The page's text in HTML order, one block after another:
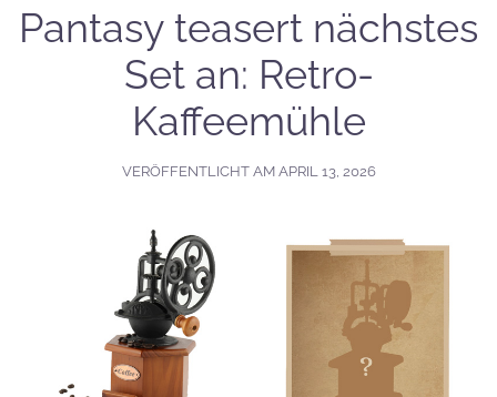
Pantasy teasert nächstes
Set an: Retro-
Kaffeemühle
VERÖFFENTLICHT AM APRIL 13, 2026